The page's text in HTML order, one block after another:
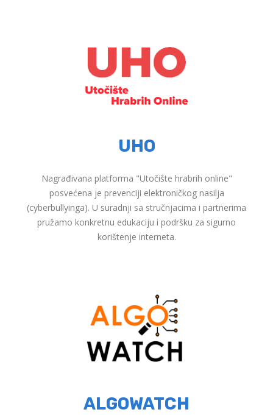
UHO
Nagrađivana platforma "Utočište hrabrih online"
posvećena je prevenciji elektroničkog nasilja
(cyberbullyinga). U suradnji sa stručnjacima i partnerima
pružamo konkretnu edukaciju i podršku za sigurno
korištenje interneta.
ALGOWATCH